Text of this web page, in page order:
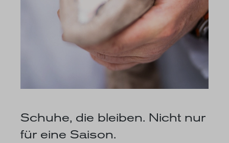
Schuhe, die bleiben. Nicht nur
für eine Saison.